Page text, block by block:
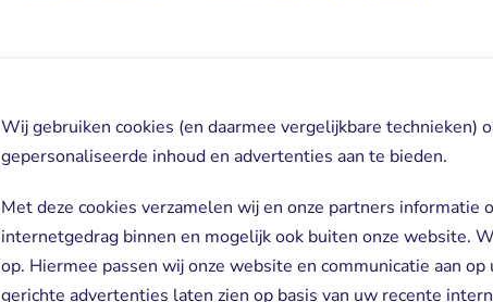
Wij gebruiken cookies (en daarmee vergelijkbare technieken)
gepersonaliseerde inhoud en advertenties aan te bieden.
Met deze cookies verzamelen wij en onze partners informatie
internetgedrag binnen en mogelijk ook buiten onze website.
op. Hiermee passen wij onze website en communicatie aan
gerichte advertenties laten zien op basis van uw recente